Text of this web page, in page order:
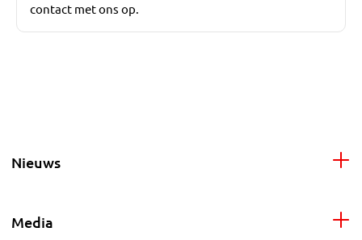
contact met ons op.
Nieuws
Media